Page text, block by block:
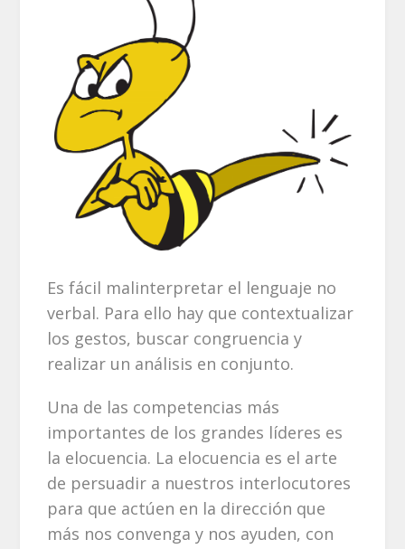
Es fácil malinterpretar el lenguaje no
verbal. Para ello hay que contextualizar
los gestos, buscar congruencia y
realizar un análisis en conjunto.
Una de las competencias más
importantes de los grandes líderes es
la elocuencia. La elocuencia es el arte
de persuadir a nuestros interlocutores
para que actúen en la dirección que
más nos convenga y nos ayuden, con